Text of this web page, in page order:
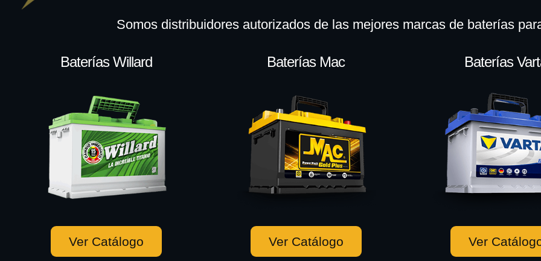
Somos distribuidores autorizados de las mejores marcas de baterías
Baterías Willard
Ver Catálogo
Baterías Mac
Ver Catálogo
Baterías
Ver